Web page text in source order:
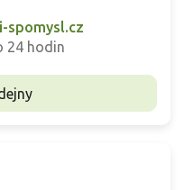
spomysl.cz
24 hodin